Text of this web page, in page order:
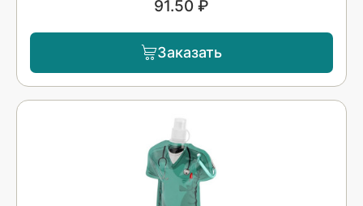
91.50 ₽
Заказать